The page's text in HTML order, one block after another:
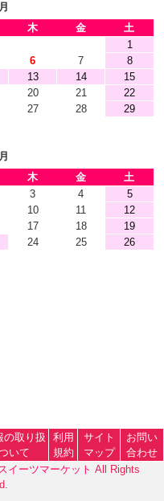
木 金
土
1
6 7
8
13 14
15
20 21
22
27 28
29
木 金
土
3 4
5
10 11
12
17 18
19
24 25
26
の取り扱
いて
利用
規約
サイト
マップ
お問い
合わせ
ーツマーケット All Rights